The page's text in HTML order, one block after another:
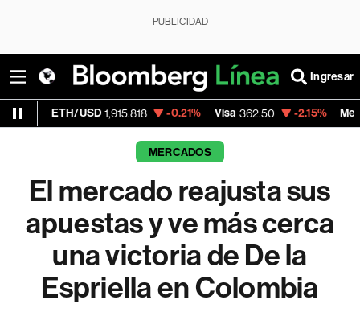
PUBLICIDAD
Ingresar
1,915.818 -0.21% Visa 362.50 -2.15% MercadoLibre
MERCADOS
El mercado reajusta sus
apuestas y ve más cerca
una victoria de De la
Espriella en Colombia